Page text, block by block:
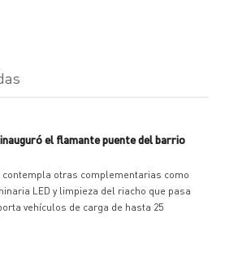
el flamante puente del barrio
contempla otras complementarias como
LED y limpieza del riacho que pasa
vehículos de carga de hasta 25